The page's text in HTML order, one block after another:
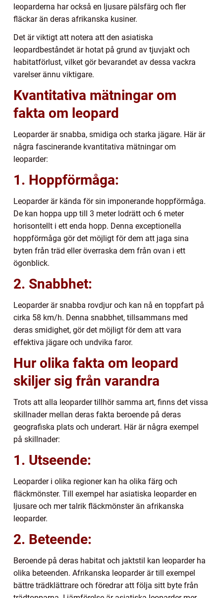
leoparderna har också en ljusare pälsfärg och fler
fläckar än deras afrikanska kusiner.
Det är viktigt att notera att den asiatiska
leopardbeståndet är hotat på grund av tjuvjakt och
habitatförlust, vilket gör bevarandet av dessa vackra
varelser ännu viktigare.
Kvantitativa mätningar om
fakta om leopard
Leoparder är snabba, smidiga och starka jägare. Här är
några fascinerande kvantitativa mätningar om
leoparder:
1. Hoppförmåga:
Leoparder är kända för sin imponerande hoppförmåga.
De kan hoppa upp till 3 meter lodrätt och 6 meter
horisontellt i ett enda hopp. Denna exceptionella
hoppförmåga gör det möjligt för dem att jaga sina
byten från träd eller överraska dem från ovan i ett
ögonblick.
2. Snabbhet:
Leoparder är snabba rovdjur och kan nå en toppfart på
cirka 58 km/h. Denna snabbhet, tillsammans med
deras smidighet, gör det möjligt för dem att vara
effektiva jägare och undvika faror.
Hur olika fakta om leopard
skiljer sig från varandra
Trots att alla leoparder tillhör samma art, finns det vissa
skillnader mellan deras fakta beroende på deras
geografiska plats och underart. Här är några exempel
på skillnader:
1. Utseende:
Leoparder i olika regioner kan ha olika färg och
fläckmönster. Till exempel har asiatiska leoparder en
ljusare och mer talrik fläckmönster än afrikanska
leoparder.
2. Beteende:
Beroende på deras habitat och jaktstil kan leoparder ha
olika beteenden. Afrikanska leoparder är till exempel
bättre trädklättrare och föredrar att följa sitt byte från